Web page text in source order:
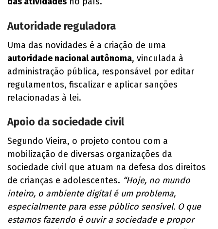
Autoridade reguladora
Uma das novidades é a criação de uma
autoridade nacional autônoma, vinculada à
administração pública, responsável por editar
regulamentos, fiscalizar e aplicar sanções
relacionadas à lei.
Apoio da sociedade civil
Segundo Vieira, o projeto contou com a
mobilização de diversas organizações da
sociedade civil que atuam na defesa dos direitos
de crianças e adolescentes. “Hoje, no mundo
inteiro, o ambiente digital é um problema,
especialmente para esse público sensível. O que
estamos fazendo é ouvir a sociedade e propor